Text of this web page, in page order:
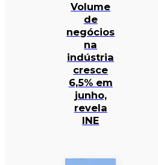
Volume
de
negócios
na
indústria
cresce
6,5% em
junho,
revela
INE